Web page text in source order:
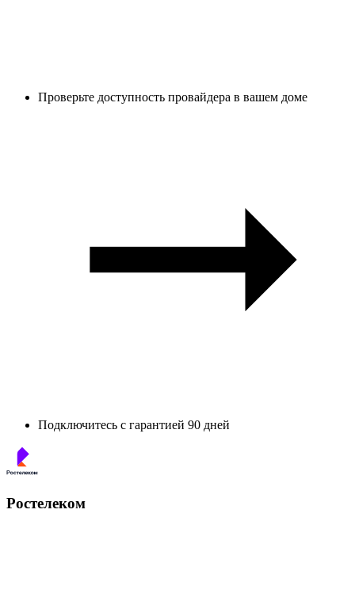
Проверьте доступность провайдера в вашем доме
Подключитесь с гарантией 90 дней
Ростелеком